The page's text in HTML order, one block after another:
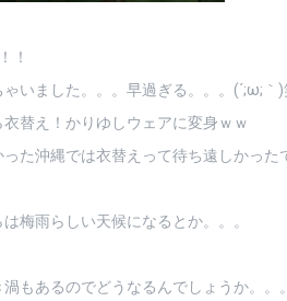
！
いました。。。早過ぎる。。。(´;ω;｀)
替え！かりゆしウェアに変身ｗｗ
た沖縄では衣替えって待ち遠しかった
梅雨らしい天候になるとか。。。
もあるのでどうなるんでしょうか。。。